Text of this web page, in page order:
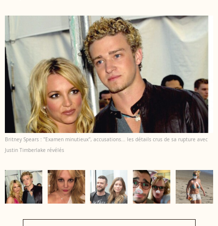
Britney Spears : "Examen minutieux", accusations... les détails crus de sa rupture avec
Justin Timberlake révélés